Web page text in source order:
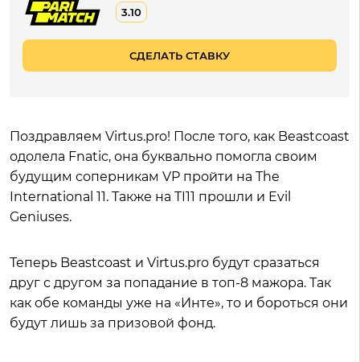
3.10
СДЕЛАТЬ СТАВКУ
Поздравляем Virtus.pro! После того, как Beastcoast
одолела Fnatic, она буквально помогла своим
будущим соперникам VP пройти на The
International 11. Также на TI11 прошли и Evil
Geniuses.
Теперь Beastcoast и Virtus.pro будут сразаться
друг с другом за попадание в топ-8 мажора. Так
как обе команды уже на «Инте», то и бороться они
будут лишь за призовой фонд.